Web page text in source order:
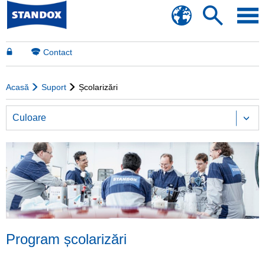
Contact
Acasă Suport Școlarizări
Culoare
Program școlarizări